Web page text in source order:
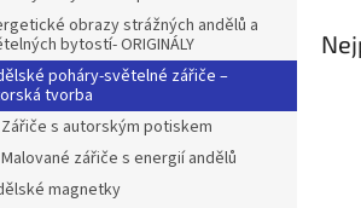
obrazy strážných andělů a
bytostí- ORIGINÁLY
poháry-světelné zářiče –
tvorba
Zářiče s autorským potiskem
Malované zářiče s energií andělů
magnetky